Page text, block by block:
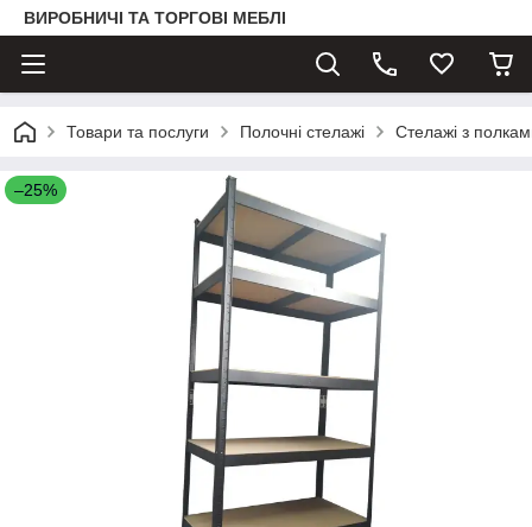
ВИРОБНИЧІ ТА ТОРГОВІ МЕБЛІ
Товари та послуги Полочні стелажі Стелажі з
–25%